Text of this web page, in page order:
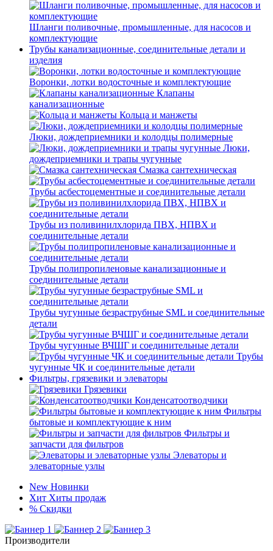
Шланги поливочные, промышленные, для насосов и
комплектующие
Трубы канализационные, соединительные детали и
изделия
Воронки, лотки водосточные и комплектующие
Клапаны
канализационные
Кольца и манжеты
Люки, дождеприемники и колодцы полимерные
Люки,
дождеприемники и трапы чугунные
Смазка сантехническая
Трубы асбестоцементные и соединительные детали
Трубы из поливинилхлорида ПВХ, НПВХ и
соединительные детали
Трубы полипропиленовые канализационные и
соединительные детали
Трубы чугунные безраструбные SML и соединительные
детали
Трубы чугунные ВЧШГ и соединительные детали
Трубы
чугунные ЧК и соединительные детали
Фильтры, грязевики и элеваторы
Грязевики
Конденсатоотводчики
Фильтры
бытовые и комплектующие к ним
Фильтры и
запчасти для фильтров
Элеваторы и
элеваторные узлы
New Новинки
Хит Хиты продаж
% Скидки
Производители